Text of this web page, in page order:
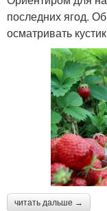
последних ягод.
осматривать
читать дальше →